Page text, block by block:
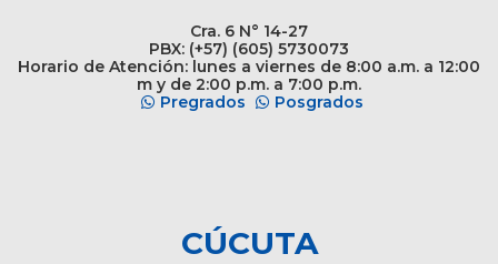
Cra. 6 N° 14-27
PBX: (+57) (605) 5730073
Horario de Atención: lunes a viernes de 8:00 a.m. a 12:00
m y de 2:00 p.m. a 7:00 p.m.
Pregrados
Posgrados
CÚCUTA